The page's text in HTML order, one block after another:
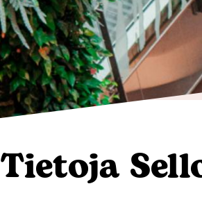
päivittäistavarat
Vapaa-
aika
Tietoja